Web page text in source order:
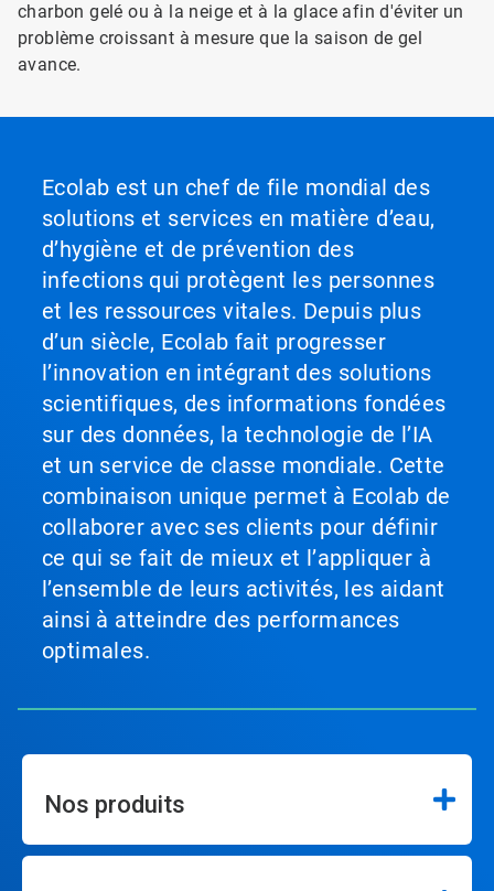
charbon gelé ou à la neige et à la glace afin d'éviter un
problème croissant à mesure que la saison de gel
avance.
Ecolab est un chef de file mondial des
solutions et services en matière d’eau,
d’hygiène et de prévention des
infections qui protègent les personnes
et les ressources vitales. Depuis plus
d’un siècle, Ecolab fait progresser
l’innovation en intégrant des solutions
scientifiques, des informations fondées
sur des données, la technologie de l’IA
et un service de classe mondiale. Cette
combinaison unique permet à Ecolab de
collaborer avec ses clients pour définir
ce qui se fait de mieux et l’appliquer à
l’ensemble de leurs activités, les aidant
ainsi à atteindre des performances
optimales.
Nos produits